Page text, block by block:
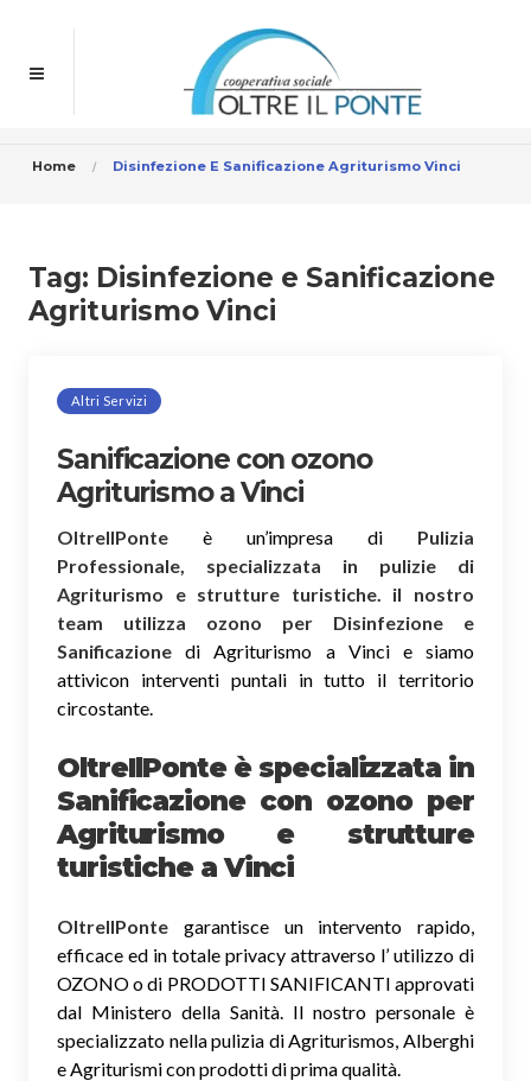
Home Disinfezione E Sanificazione Agriturismo Vinci
Tag: Disinfezione e Sanificazione
Agriturismo Vinci
Altri Servizi
Sanificazione con ozono
Agriturismo a Vinci
OltreIlPonte è un’impresa di Pulizia
Professionale, specializzata in pulizie di
Agriturismo e strutture turistiche. il nostro
team utilizza ozono per Disinfezione e
Sanificazione di Agriturismo a Vinci e siamo
attivicon interventi puntali in tutto il territorio
circostante.
OltreIlPonte è specializzata in
Sanificazione con ozono per
Agriturismo e strutture
turistiche a Vinci
OltreIlPonte garantisce un intervento rapido,
efficace ed in totale privacy attraverso l’ utilizzo di
OZONO o di PRODOTTI SANIFICANTI approvati
dal Ministero della Sanità. Il nostro personale è
specializzato nella pulizia di Agriturismos, Alberghi
e Agriturismi con prodotti di prima qualità.